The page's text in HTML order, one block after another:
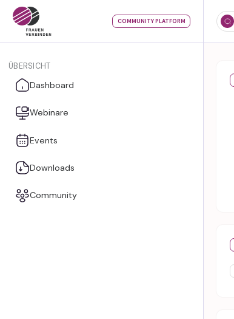
COMMUNITY PLATFORM
ÜBERSICHT
Dashboard
Webinare
Events
Downloads
Community